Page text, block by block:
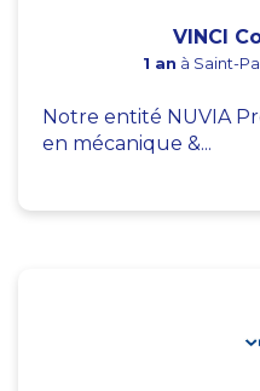
VINCI
1 an à Saint-
Notre entité NUVIA
en mécanique &...